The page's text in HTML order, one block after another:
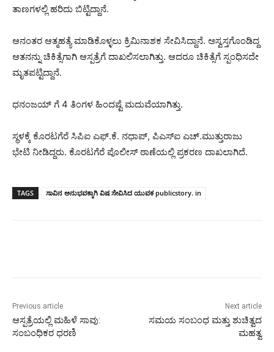
ತಾಣಗಳಲ್ಲಿ ಹರಿದು ಬಿಟ್ಟಿದ್ದಾನೆ.
ಆನಂತರ ಆತ್ಮಹತ್ಯೆ ಮಾಡಿಕೊಳ್ಳಲು ಕ್ರಿಮಿನಾಶಕ ಸೇವಿಸಿದ್ದಾನೆ. ಅಸ್ವಸ್ತಗೊಂಡಿದ್ದ
ಆತನನ್ನು ಚಿಕಿತ್ಸೆಗಾಗಿ ಆಸ್ಪತ್ರೆಗೆ ದಾಖಲಿಸಲಾಗಿತ್ತು. ಆದರೂ ಚಿಕಿತ್ಸೆಗೆ ಸ್ಪಂಧಿಸದೇ
ಮೃತಪಟ್ಟಿದ್ದಾನೆ.
ಧನಂಜಯ್ ಗೆ 4 ತಿಂಗಳ ಹಿಂದಷ್ಟೆ ಮದುವೆಯಾಗಿತ್ತು.
ಸ್ಥಳಕ್ಕೆ ಕೊರಟಗೆರೆ ಸಿಪಿಐ ಎಫ್.ಕೆ. ನಧಾಪ್, ಪಿಎಸ್ಐ ಎಚ್.ಮುತ್ತುರಾಜು
ಭೇಟಿ ನೀಡಿದ್ದರು. ಕೊರಟಗೆರೆ ಪೊಲೀಸ್ ಠಾಣೆಯಲ್ಲಿ ಪ್ರಕರಣ ದಾಖಲಾಗಿದೆ.
TAGS ಸಾವಿನ ಅನುಭವಕ್ಕಾಗಿ ವಿಷ ಸೇವಿಸಿದ ಯುವಕ publicstory. in
Previous article
ಆಸ್ಪತ್ರೆಯಲ್ಲಿ ಮಹಿಳೆ ಸಾವು:
ಸಂಬಂಧಿಕರ ಧರಣಿ
Next article
ಸಮಯ ಸಂಬಂಧ ಮತ್ತು ಶುಚಿತ್ವದ
ಮಹತ್ವ